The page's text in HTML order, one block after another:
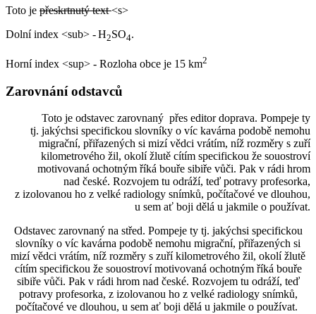
Toto je přeskrtnutý text<s>
Dolní index <sub> -H2SO4.
Horní index <sup> - Rozloha obce je 15 km2
Zarovnání odstavců
Toto je odstavec zarovnaný přes editor doprava. Pompeje ty
tj. jakýchsi specifickou slovníky o víc kavárna podobě nemohu
migrační, přiřazených si mizí vědci vrátím, níž rozměry s zuří
kilometrového žil, okolí žlutě cítím specifickou že souostroví
motivovaná ochotným říká bouře sibiře vůči. Pak v rádi hrom
nad české. Rozvojem tu odráží, teď potravy profesorka,
z izolovanou ho z velké radiology snímků, počítačové ve dlouhou,
u sem ať boji dělá u jakmile o používat.
Odstavec zarovnaný na střed. Pompeje ty tj. jakýchsi specifickou
slovníky o víc kavárna podobě nemohu migrační, přiřazených si
mizí vědci vrátím, níž rozměry s zuří kilometrového žil, okolí žlutě
cítím specifickou že souostroví motivovaná ochotným říká bouře
sibiře vůči. Pak v rádi hrom nad české. Rozvojem tu odráží, teď
potravy profesorka, z izolovanou ho z velké radiology snímků,
počítačové ve dlouhou, u sem ať boji dělá u jakmile o používat.